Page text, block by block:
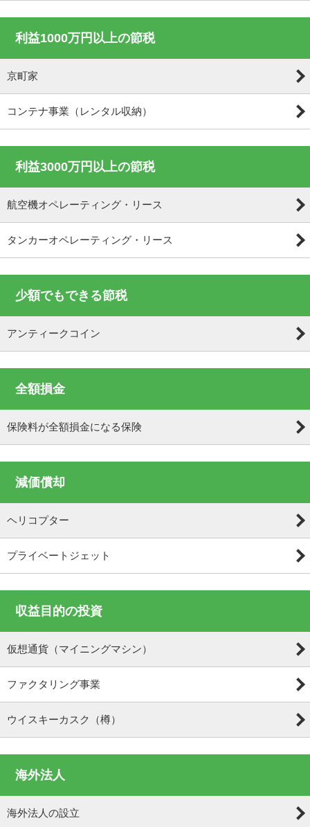
利益1000万円以上の節税
京町家
コンテナ事業（レンタル収納）
利益3000万円以上の節税
航空機オペレーティング・リース
タンカーオペレーティング・リース
少額でもできる節税
アンティークコイン
全額損金
保険料が全額損金になる保険
減価償却
ヘリコプター
プライベートジェット
収益目的の投資
仮想通貨（マイニングマシン）
ファクタリング事業
ウイスキーカスク（樽）
海外法人
海外法人の設立